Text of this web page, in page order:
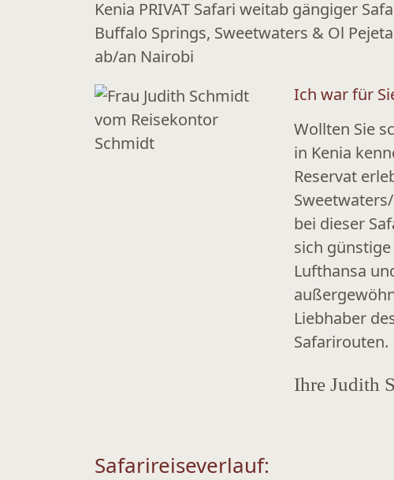
Kenia PRIVAT Safari weitab gängiger
Buffalo Springs, Sweetwaters & Ol
ab/an Nairobi
Ich war für
Wollten Sie
in Kenia
Reservat
bei dieser
sich
Lufthansa
Liebhaber
Safarirouten.
Ihre Judith
Safarireiseverlauf: